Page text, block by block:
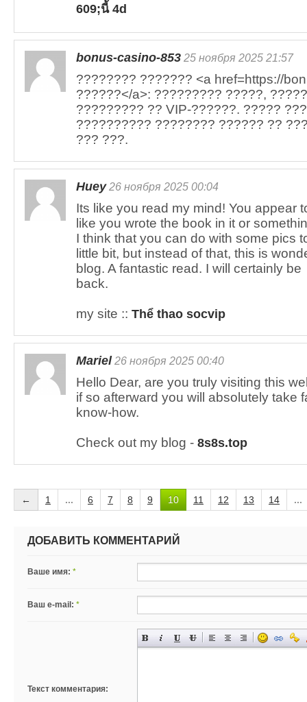
609;นี้ 4d
bonus-casino-853 25 ноября 2025 21:57
???????? ??????? <a href=https://
??????</a>: ????????? ?????,
????????? ?? VIP-??????. ?????
?????????? ???????? ?????? ??
??? ???.
Huey26 ноября 2025 00:04
Its like you read my mind! You appear
like you wrote the book in it or
I think that you can do with some pics
little bit, but instead of that, this is
blog. A fantastic read. I will certainly be
back.
my site :: Thể thao socvip
Mariel26 ноября 2025 00:40
Hello Dear, are you truly visiting this
if so afterward you will absolutely take
know-how.
Check out my blog - 8s8s.top
← 1 ... 6 7 8 9 10 11 12 13 14 ...
ДОБАВИТЬ КОММЕНТАРИЙ
Ваше имя: *
Ваш e-mail: *
Текст комментария: